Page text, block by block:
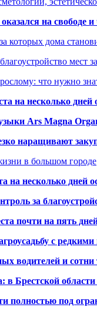
на свободе
которых дома
мест
что нужно
на несколько
Ars Magna
наращивают
в большом городе
несколько дней
за
почти на пять
с
водителей и
в Брестской
полностью под